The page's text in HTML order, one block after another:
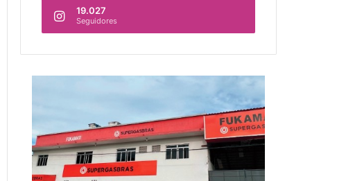
19.027
Seguidores